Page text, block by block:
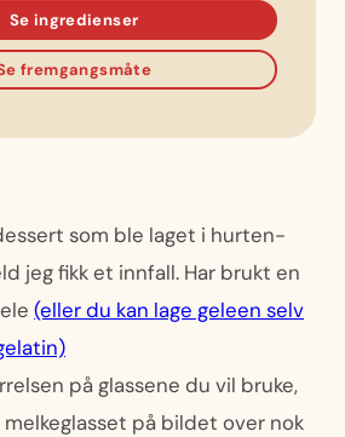
som ble laget i hurten-
jeg fikk et innfall. Har brukt en
(eller du kan lage geleen selv
på glassene du vil bruke,
på bildet over nok
Se ingredienser
fremgangsmåte